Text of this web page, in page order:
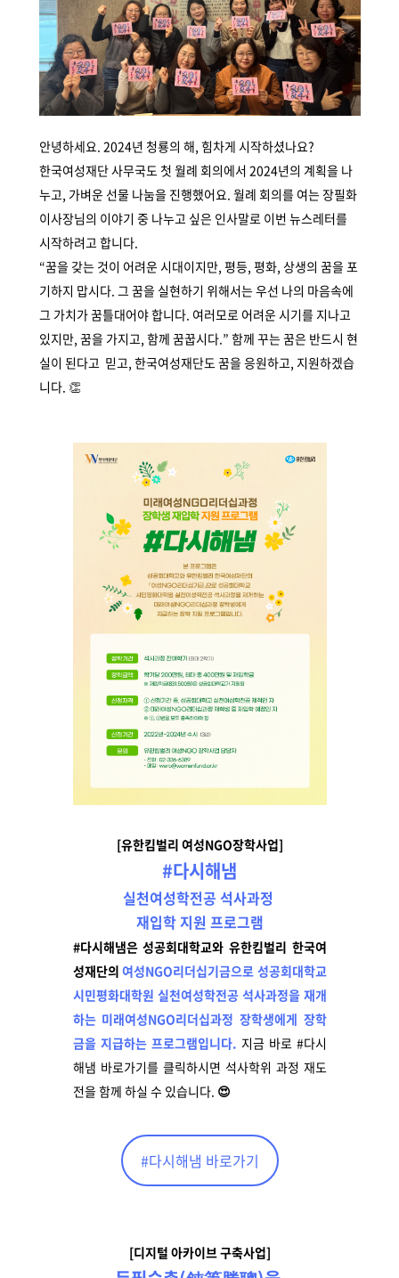
안녕하세요. 2024년 청룡의 해, 힘차게 시작하셨나요?
한국여성재단 사무국도 첫 월례 회의에서 2024년의 계획을 나
누고, 가벼운 선물 나눔을 진행했어요. 월례 회의를 여는 장필화
이사장님의 이야기 중 나누고 싶은 인사말로 이번 뉴스레터를
시작하려고 합니다.
“꿈을 갖는 것이 어려운 시대이지만, 평등, 평화, 상생의 꿈을 포
기하지 맙시다. 그 꿈을 실현하기 위해서는 우선 나의 마음속에
그 가치가 꿈틀대어야 합니다. 여러모로 어려운 시기를 지나고
있지만, 꿈을 가지고, 함께 꿈꿉시다.” 함께 꾸는 꿈은 반드시 현
실이 된다고 믿고, 한국여성재단도 꿈을 응원하고, 지원하겠습
니다. 👏
[유한킴벌리 여성NGO장학사업]
#다시해냄
실천여성학전공 석사과정
재입학 지원 프로그램
#다시해냄은 성공회대학교와 유한킴벌리 한국여
성재단의 여성NGO리더십기금으로 성공회대학교
시민평화대학원 실천여성학전공 석사과정을 재개
하는 미래여성NGO리더십과정 장학생에게 장학
금을 지급하는 프로그램입니다. 지금 바로 #다시
해냄 바로가기를 클릭하시면 석사학위 과정 재도
전을 함께 하실 수 있습니다. 😍
#다시해냄 바로가기
[디지털 아카이브 구축사업]